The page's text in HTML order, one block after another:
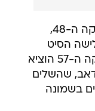
שבעה שערים בשמונה הופעות. בדקה ה-48,
הסיט
לפלוריאן וירץ שהבקיע מקרוב. בדקה ה-57 הוציא
שהשלים
בשמונה